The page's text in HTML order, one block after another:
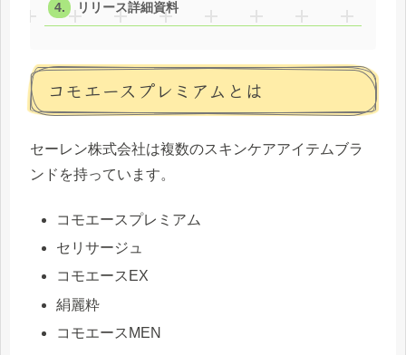
リリース詳細資料
コモエースプレミアムとは
セーレン株式会社は複数のスキンケアアイテムブラ
ンドを持っています。
コモエースプレミアム
セリサージュ
コモエースEX
絹麗粋
コモエースMEN